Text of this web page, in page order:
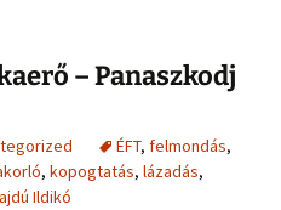
– Panaszkodj
ÉFT, felmondás,
, kopogtatás, lázadás,
Ildikó